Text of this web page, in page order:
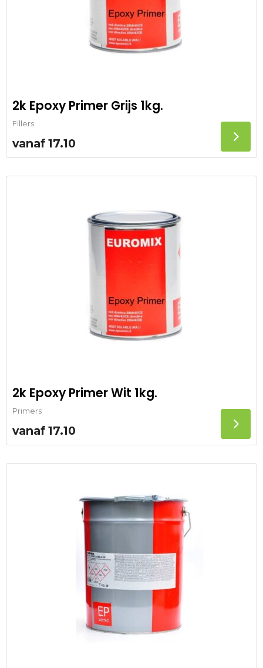
2k Epoxy Primer Grijs 1kg.
Fillers
vanaf 17.10
2k Epoxy Primer Wit 1kg.
Primers
vanaf 17.10